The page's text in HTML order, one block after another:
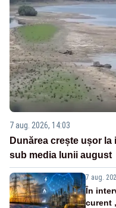
7 aug. 2026, 14:03
Dunărea crește ușor la
sub media lunii august
7 aug.
În
curent